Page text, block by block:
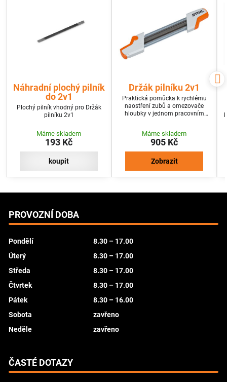
Náhradní plochý pilník
do 2v1
Plochý pilník vhodný pro Držák
pilníku 2v1
Máme skladem
193 Kč
koupit
Držák pilníku 2v1
Praktická pomůcka k rychlému
naostření zubů a omezovače
hloubky v jednom pracovním
Máme skladem
905 Kč
Zobrazit
PROVOZNÍ DOBA
Pondělí
8.30 – 17.00
Úterý
8.30 – 17.00
Středa
8.30 – 17.00
Čtvrtek
8.30 – 17.00
Pátek
8.30 – 16.00
Sobota
zavřeno
Neděle
zavřeno
ČASTÉ DOTAZY